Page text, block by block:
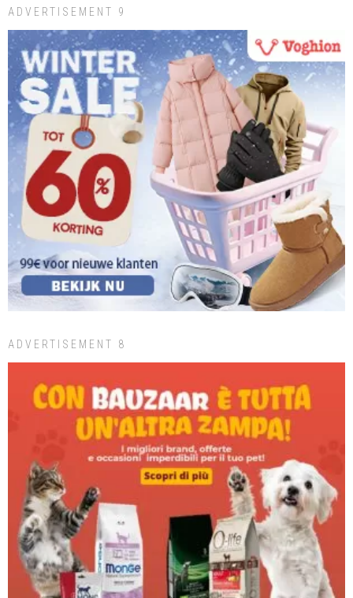
ADVERTISEMENT 9
ADVERTISEMENT 8